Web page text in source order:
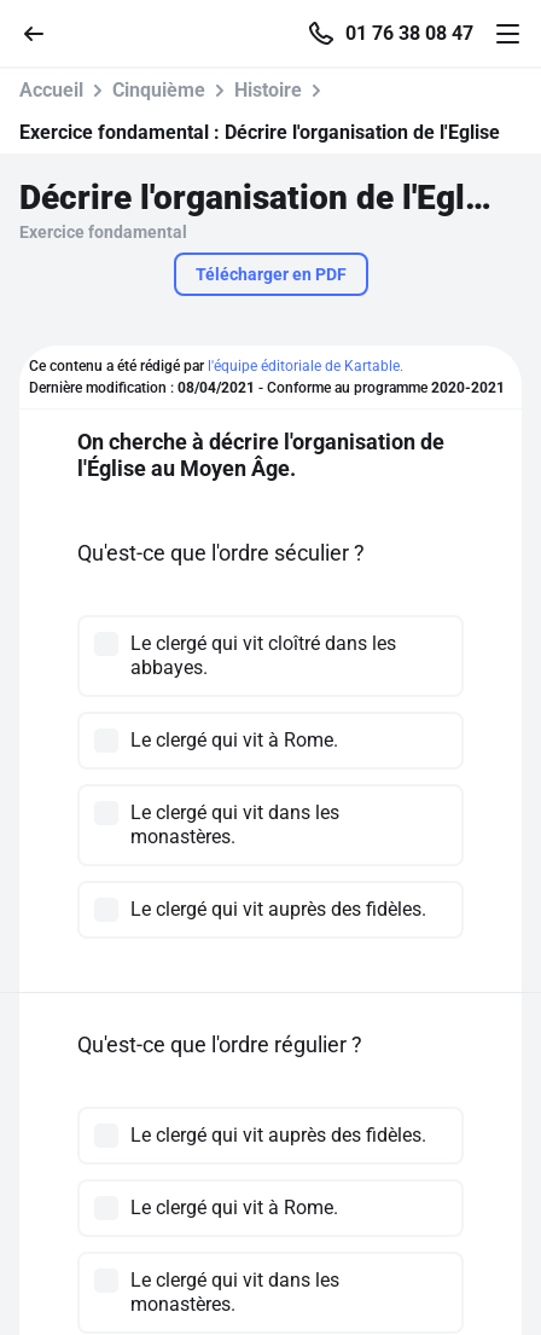
01 76 38 08 47
Accueil
Se connecter
S'inscrire gratuitement
Accueil Cinquième
Histoire
Exercice fondamental : Décrire l'organisation de l'Eglise
Décrire l'organisation de l'Eglise
Exercice fondamental
Télécharger en PDF
Ce contenu a été rédigé par l'équipe éditoriale de Kartable.
Dernière modification : 08/04/2021 - Conforme au programme 2020-2021
On cherche à décrire l'organisation de
l'Église au Moyen Âge.
Qu'est-ce que l'ordre séculier ?
Le clergé qui vit cloîtré dans les
abbayes.
Le clergé qui vit à Rome.
Le clergé qui vit dans les
monastères.
Le clergé qui vit auprès des fidèles.
Qu'est-ce que l'ordre régulier ?
Le clergé qui vit auprès des fidèles.
Le clergé qui vit à Rome.
Le clergé qui vit dans les
monastères.